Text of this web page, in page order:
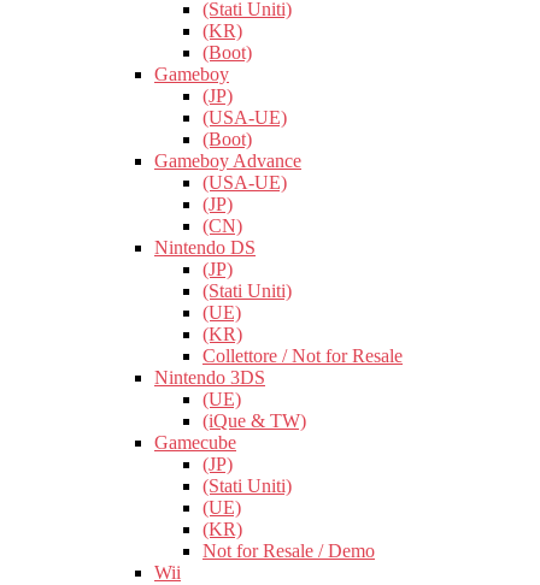
(Stati Uniti)
(KR)
(Boot)
Gameboy
(JP)
(USA-UE)
(Boot)
Gameboy Advance
(USA-UE)
(JP)
(CN)
Nintendo DS
(JP)
(Stati Uniti)
(UE)
(KR)
Collettore / Not for Resale
Nintendo 3DS
(UE)
(iQue & TW)
Gamecube
(JP)
(Stati Uniti)
(UE)
(KR)
Not for Resale / Demo
Wii